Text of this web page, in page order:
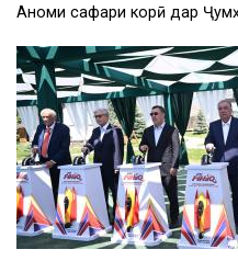
Анҷоми сафари корӣ дар